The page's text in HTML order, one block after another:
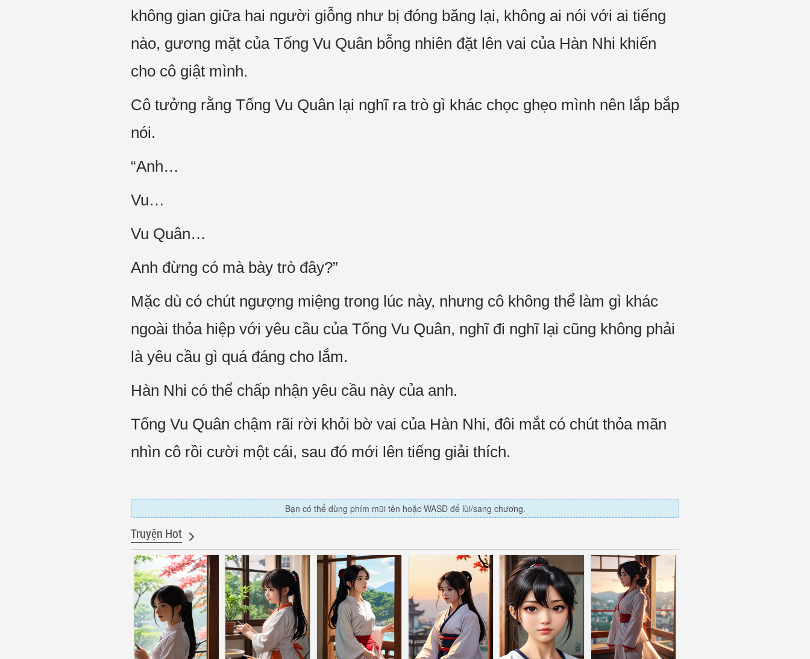
không gian giữa hai người giỗng như bị đóng băng lại, không ai nói với ai tiếng
nào, gương mặt của Tống Vu Quân bỗng nhiên đặt lên vai của Hàn Nhi khiến
cho cô giật mình.
Cô tưởng rằng Tống Vu Quân lại nghĩ ra trò gì khác chọc ghẹo mình nên lắp bắp
nói.
“Anh…
Vu…
Vu Quân…
Anh đừng có mà bày trò đây?”
Mặc dù có chút ngượng miệng trong lúc này, nhưng cô không thể làm gì khác
ngoài thỏa hiệp với yêu cầu của Tống Vu Quân, nghĩ đi nghĩ lại cũng không phải
là yêu cầu gì quá đáng cho lắm.
Hàn Nhi có thể chấp nhận yêu cầu này của anh.
Tống Vu Quân chậm rãi rời khỏi bờ vai của Hàn Nhi, đôi mắt có chút thỏa mãn
nhìn cô rồi cười một cái, sau đó mới lên tiếng giải thích.
Bạn có thể dùng phím mũi tên hoặc WASD để lùi/sang chương.
Truyện Hot